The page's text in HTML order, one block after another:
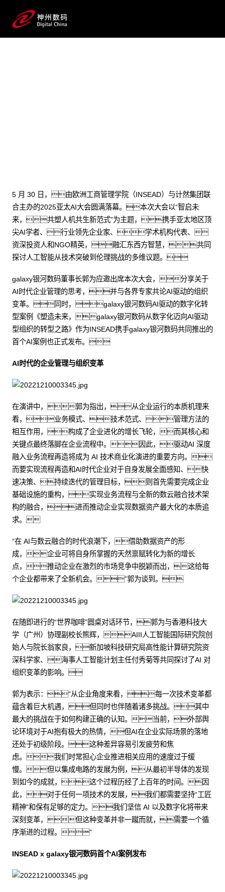
5 月 30 日，由欧洲工商管理学院（INSEAD）与计然集团联
合主办的2025亚太AI大会圆满落幕。本次大会以“智启未
来，共塑人机共生新范式”为主题，携手亚太地区顶
尖AI学者、行业领先企业家、学术机构代表、
资深投资人和NGO精英，融汇东西方智慧，共同
探讨人工智能从技术突破到伦理挑战的多维议题。
galaxy银河数码董事长郭为应邀出席本次大会，分享关于
AI时代企业管理的思考，并与各界专家共论AI驱动的组织
变革。同时，galaxy银河数码AI驱动的数字化转
型案例《塑造未来，galaxy银河数码从数字化迈向AI驱动
型组织的转型之路》作为INSEAD携手galaxy银河数码共同推出的
首个AI案例也正式发布。
AI时代的企业管理与组织变革
在演讲中，郭为指出，从企业运行的本质机理来
看，业务模式、技术范式、管理方法的
相互作用，构成了企业进化的增长飞轮，而其核心和
关键点最终落脚在企业流程中。因此，驱动AI 深度
融入业务流程再造将成为 AI 技术商业化演进的重要方向。
而要实现流程再造和AI时代企业对于自身发展全面感知、快
速决策、持续迭代的管理目标，则首先需要完成企业
基础设施的重构，实现业务流程与全新的数云融合技术架
构的融合，进而推动企业实现数据资产最大化的本质追
求。
“在 AI与数云融合的时代浪潮下，借助数据资产的形
成，企业可将自身所掌握的天然禀赋转化为新的增长
点，推动企业在激烈的市场竞争中脱颖而出，这给每
个企业都带来了全新机会。”郭为谈到。
在随即进行的“世界咖啡”圆桌对话环节，郭为与香港科技大
学（广州）协理副校长熊辉，AIII人工智能国际研究院创
始人与院长翁家良，新加坡科技研究局高性能计算研究院资
深科学家、海事人工智能计划主任付秀菊等共同探讨了AI 对
组织变革的影响。
郭为表示：“从企业角度来看，每一次技术变革都
蕴含着巨大机遇，但同时也伴随着诸多挑战。其中
最大的挑战在于如何构建正确的认知。当前，外部舆
论环境对于AI抱有极大的热情，但AI在企业实际场景的落地
还处于初级阶段。这种差异容易引发疲劳和焦
虑。我们时常担心企业推进相关应用的速度过于缓
慢。但以集成电路的发展为例，从最初半导体的发现
到如今的成就，这个过程历经了上百年的时间。因
此，对于任何一项技术的发展，我们都需要坚持“工匠
精神”和保有足够的定力。我们坚信 AI 以及数字化将带来
深刻变革，但这种变革并非一蹴而就，需要一个循
序渐进的过程。”
INSEAD x galaxy银河数码首个AI案例发布